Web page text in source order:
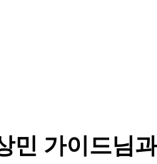
민 가이드님